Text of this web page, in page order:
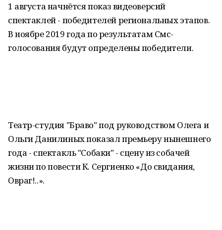
1 августа начнётся показ видеоверсий
спектаклей - победителей региональных этапов.
В ноябре 2019 года по результатам Смс-
голосования будут определены победители.
Театр-студия "Браво" под руководством Олега и
Ольги Данилиных показал премьеру нынешнего
года - спектакль "Собаки" - сцену из собачей
жизни по повести К. Сергиенко «До свидания,
Овраг!..».